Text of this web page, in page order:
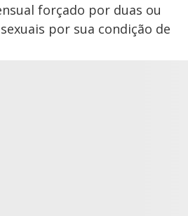
forçado por duas ou
por sua condição de